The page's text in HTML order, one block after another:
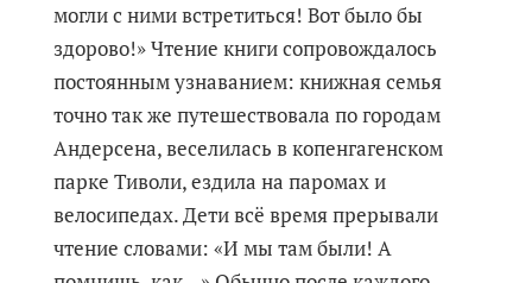
могли с ними встретиться! Вот было бы
здорово!» Чтение книги сопровождалось
постоянным узнаванием: книжная семья
точно так же путешествовала по городам
Андерсена, веселилась в копенгагенском
парке Тиволи, ездила на паромах и
велосипедах. Дети всё время прерывали
чтение словами: «И мы там были! А